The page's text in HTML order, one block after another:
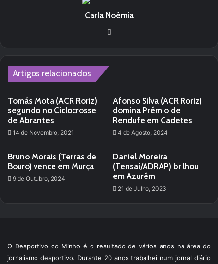
Carla Noémia
Artigos relacionados
Tomás Mota (ACR Roriz)
segundo no Ciclocrosse
de Abrantes
14 de Novembro, 2021
Afonso Silva (ACR Roriz)
domina Prémio de
Rendufe em Cadetes
4 de Agosto, 2024
Bruno Morais (Terras de
Bouro) vence em Murça
9 de Outubro, 2024
Daniel Moreira
(Tensai/ADRAP) brilhou
em Azurém
21 de Julho, 2023
O Desportivo do Minho é o resultado de vários anos na área do
jornalismo desportivo. Durante 20 anos trabalhei num jornal diário